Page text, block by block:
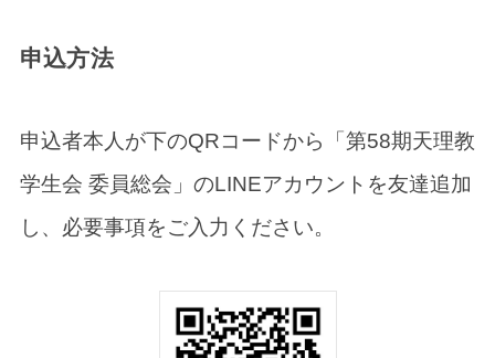
申込方法
申込者本人が下のQRコードから「第58期天理教
学生会 委員総会」のLINEアカウントを友達追加
し、必要事項をご入力ください。